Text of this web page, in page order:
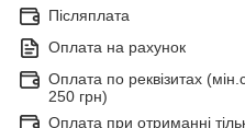
Післяплата
Оплата на рахунок
Оплата по реквізитах
250 грн)
Оплата при отриманні